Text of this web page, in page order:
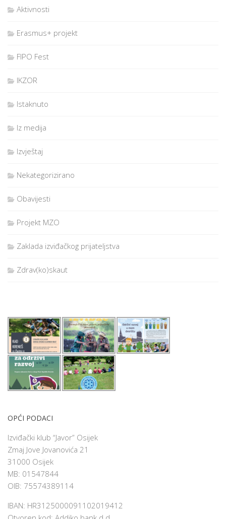
Aktivnosti
Erasmus+ projekt
FIPO Fest
IKZOR
Istaknuto
Iz medija
Izvještaj
Nekategorizirano
Obavijesti
Projekt MZO
Zaklada izviđačkog prijateljstva
Zdrav(ko)skaut
OPĆI PODACI
Izviđački klub “Javor” Osijek
Zmaj Jove Jovanovića 21
31000 Osijek
MB: 01547844
OIB: 75574389114
IBAN: HR3125000091102019412